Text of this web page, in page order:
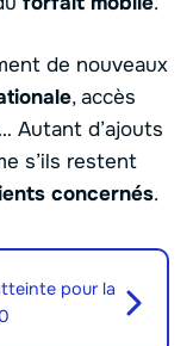
de nouveaux
, accès
Autant d’ajouts
s’ils restent
concernés.
pour la